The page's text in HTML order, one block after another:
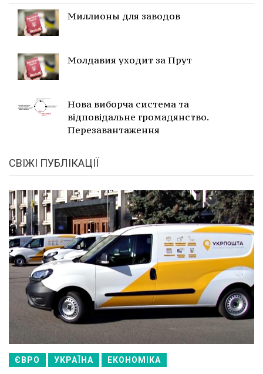
Миллионы для заводов
Молдавия уходит за Прут
Нова виборча система та
відповідальне громадянство.
Перезавантаження
СВІЖІ ПУБЛІКАЦІЇ
ЄВРО УКРАЇНА ЕКОНОМІКА